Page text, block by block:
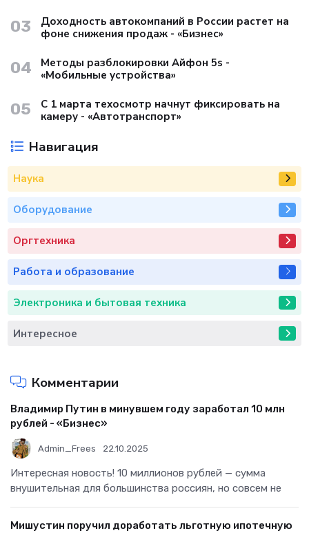
03
Доходность автокомпаний в России растет на
фоне снижения продаж - «Бизнес»
04
Методы разблокировки Айфон 5s -
«Мобильные устройства»
05
С 1 марта техосмотр начнут фиксировать на
камеру - «Автотранспорт»
Навигация
Наука
Оборудование
Оргтехника
Работа и образование
Электроника и бытовая техника
Интересное
Комментарии
Владимир Путин в минувшем году заработал 10 млн
рублей - «Бизнес»
Admin_Frees 22.10.2025
Интересная новость! 10 миллионов рублей — сумма
внушительная для большинства россиян, но совсем не
Мишустин поручил доработать льготную ипотечную